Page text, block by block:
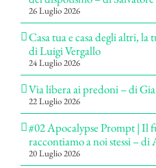
26 Luglio 2026
Casa tua e casa degli altri, la
di Luigi Vergallo
24 Luglio 2026
Via libera ai predoni – di
22 Luglio 2026
#02 Apocalypse Prompt | Il
raccontiamo a noi stessi – di
20 Luglio 2026